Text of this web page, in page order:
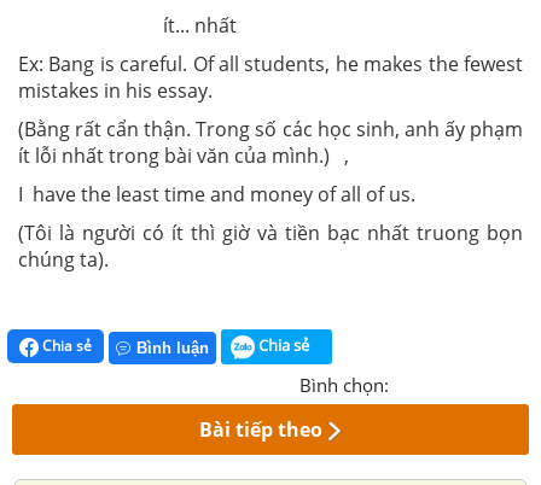
ít... nhất
Ex: Bang is careful. Of all students, he makes the fewest
mistakes in his essay.
(Bằng rất cẩn thận. Trong số các học sinh, anh ấy phạm
ít lỗi nhất trong bài văn của mình.) ,
I have the least time and money of all of us.
(Tôi là người có ít thì giờ và tiền bạc nhất truong bọn
chúng ta).
Chia sẻ Bình luận Chia sẻ
Bình chọn:
Bài tiếp theo